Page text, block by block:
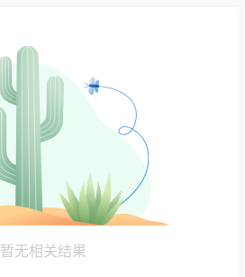
暂无相关结果